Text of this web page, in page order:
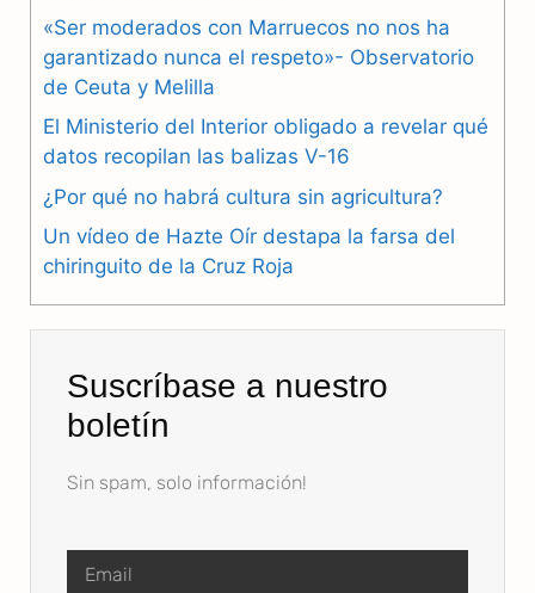
b
o
o
k
g
r
a
m
s
p
p
«Ser moderados con Marruecos no nos ha
garantizado nunca el respeto»- Observatorio
de Ceuta y Melilla
El Ministerio del Interior obligado a revelar qué
datos recopilan las balizas V-16
¿Por qué no habrá cultura sin agricultura?
Un vídeo de Hazte Oír destapa la farsa del
chiringuito de la Cruz Roja
Suscríbase a nuestro
boletín
Sin spam, solo información!